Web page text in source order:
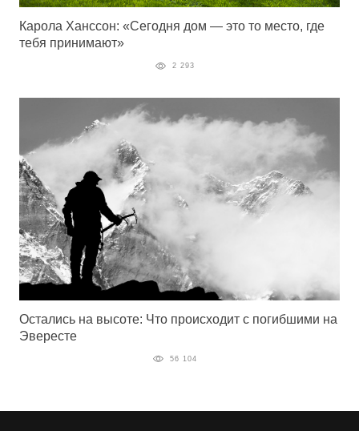
Карола Ханссон: «Сегодня дом — это то место, где
тебя принимают»
2 293
Остались на высоте: Что происходит с погибшими на
Эвересте
56 104